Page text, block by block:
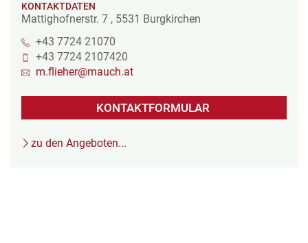
KONTAKTDATEN
Mattighofnerstr. 7 , 5531 Burgkirchen
+43 7724 21070
+43 7724 2107420
m.flieher@mauch.at
KONTAKTFORMULAR
zu den Angeboten...